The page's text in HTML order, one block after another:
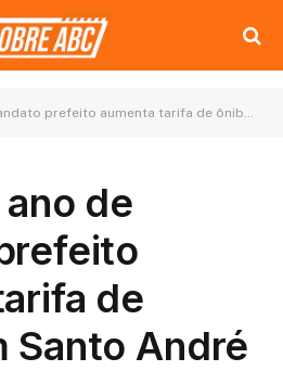
aumenta tarifa de ônibus em Santo André
de
de
Santo André